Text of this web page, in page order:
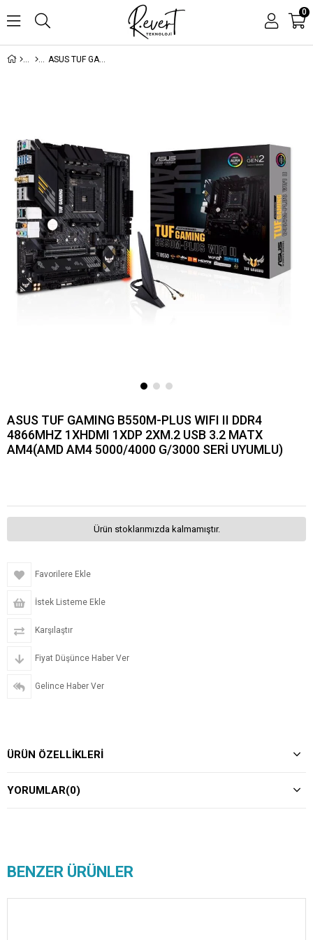
0
ASUS TUF GAMING B550M-PLUS WIFI II DDR4 4866MHZ 1XHDMI 1XDP 2XM.2 USB 3.2 MATX AM4(AMD AM4 5000/4000 G/3000 SERİ UYUMLU)
ASUS TUF GAMING B550M-PLUS WIFI II DDR4
4866MHZ 1XHDMI 1XDP 2XM.2 USB 3.2 MATX
AM4(AMD AM4 5000/4000 G/3000 SERİ UYUMLU)
Ürün stoklarımızda kalmamıştır.
Favorilere Ekle
İstek Listeme Ekle
Karşılaştır
Fiyat Düşünce Haber Ver
Gelince Haber Ver
ÜRÜN ÖZELLIKLERI
YORUMLAR(0)
BENZER ÜRÜNLER